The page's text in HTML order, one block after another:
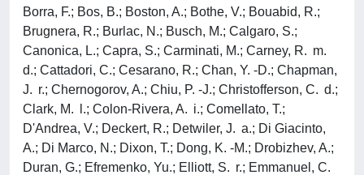
Borra, F.; Bos, B.; Boston, A.; Bothe, V.; Bouabid, R.;
Brugnera, R.; Burlac, N.; Busch, M.; Calgaro, S.;
Canonica, L.; Capra, S.; Carminati, M.; Carney, R. m.
d.; Cattadori, C.; Cesarano, R.; Chan, Y. -D.; Chapman,
J. r.; Chernogorov, A.; Chiu, P. -J.; Christofferson, C. d.;
Clark, M. l.; Colon-Rivera, A. i.; Comellato, T.;
D'Andrea, V.; Deckert, R.; Detwiler, J. a.; Di Giacinto,
A.; Di Marco, N.; Dixon, T.; Dong, K. -M.; Drobizhev, A.;
Duran, G.; Efremenko, Yu.; Elliott, S. r.; Emmanuel, C.